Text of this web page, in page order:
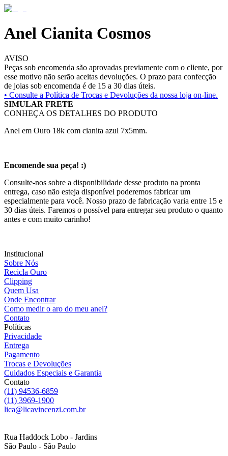
Anel Cianita Cosmos
AVISO
Peças sob encomenda são aprovadas previamente com o cliente, por
esse motivo não serão aceitas devoluções. O prazo para confecção
de joias sob encomenda é de 15 a 30 dias úteis.
• Consulte a Política de Trocas e Devoluções da nossa loja on-line.
SIMULAR FRETE
CONHEÇA OS DETALHES DO PRODUTO
Anel em Ouro 18k com cianita azul 7x5mm.
Encomende sua peça! :)
Consulte-nos sobre a disponibilidade desse produto na pronta
entrega, caso não esteja disponível poderemos fabricar um
especialmente para você. Nosso prazo de fabricação varia entre 15 e
30 dias úteis. Faremos o possível para entregar seu produto o quanto
antes e com muito carinho!
Institucional
Sobre Nós
Recicla Ouro
Clipping
Quem Usa
Onde Encontrar
Como medir o aro do meu anel?
Contato
Políticas
Privacidade
Entrega
Pagamento
Trocas e Devoluções
Cuidados Especiais e Garantia
Contato
(11) 94536-6859
(11) 3969-1900
lica@licavincenzi.com.br
Rua Haddock Lobo - Jardins
São Paulo - São Paulo